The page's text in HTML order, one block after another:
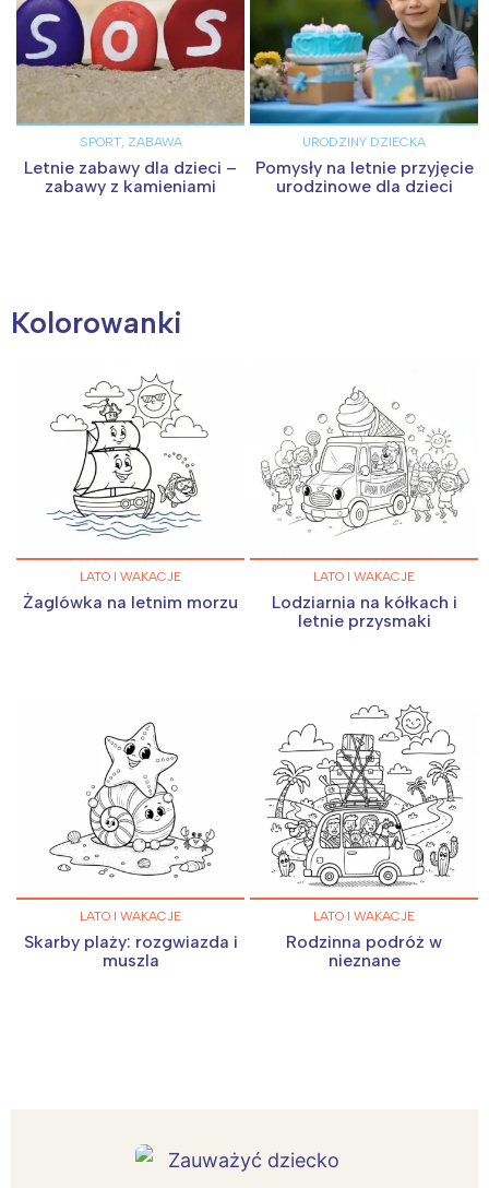
SPORT, ZABAWA
Letnie zabawy dla dzieci –
zabawy z kamieniami
URODZINY DZIECKA
Pomysły na letnie przyjęcie
urodzinowe dla dzieci
Kolorowanki
LATO I WAKACJE
Żaglówka na letnim morzu
LATO I WAKACJE
Lodziarnia na kółkach i
letnie przysmaki
LATO I WAKACJE
Skarby plaży: rozgwiazda i
muszla
LATO I WAKACJE
Rodzinna podróż w
nieznane